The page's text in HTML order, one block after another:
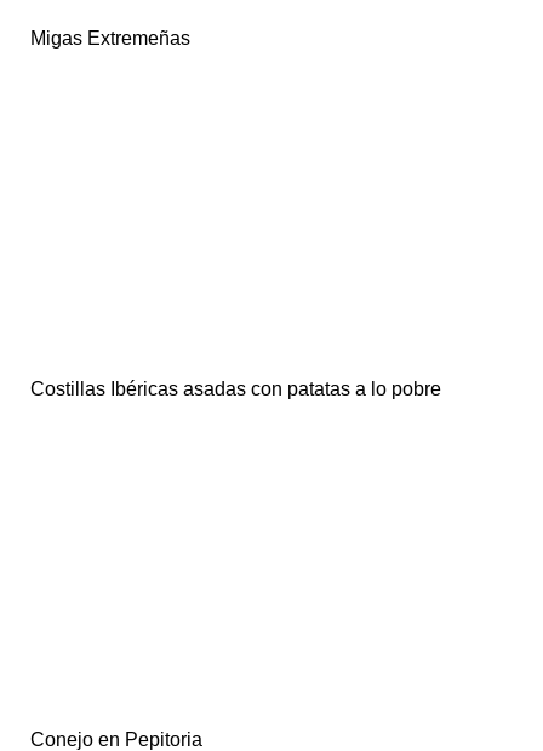
Migas Extremeñas
Costillas Ibéricas asadas con patatas a lo pobre
Conejo en Pepitoria